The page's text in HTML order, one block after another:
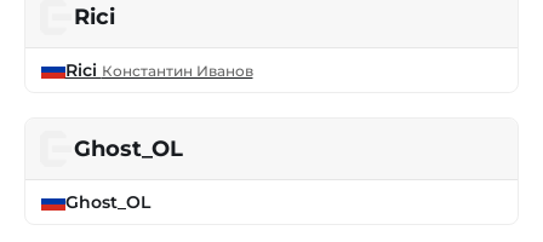
Rici
Rici Константин Иванов
Ghost_OL
Ghost_OL